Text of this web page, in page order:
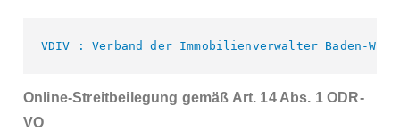
VDIV : Verband der Immobilienverwalter Baden-
Online-Streitbeilegung gemäß Art. 14 Abs. 1 ODR-
VO